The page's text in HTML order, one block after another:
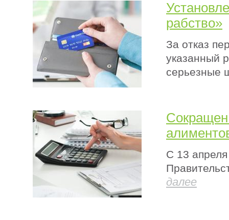
рабство»
За отказ
указанный
серьезные
Сокращен
С 13 апреля
далее